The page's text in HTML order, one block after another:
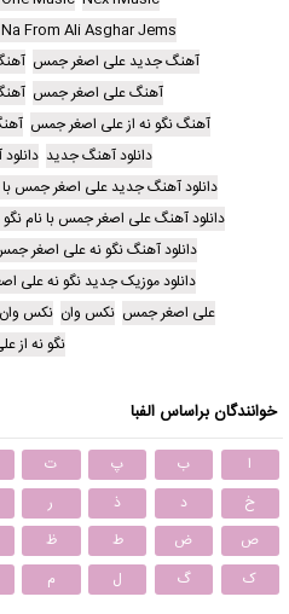
From Ali Asghar Jems
آهنگ جدید علی اصغر جمس
آهنگ علی اصغر جمس
آهنگ نگو نه از علی اصغر جمس
دانلود آهنگ جدید
دانلود آهنگ جدید علی اصغر جمس با
دانلود آهنگ علی اصغر جمس با نام نگو
دانلود آهنگ نگو نه علی اصغر
دانلود موزیک جدید نگو نه علی
علی اصغر جمس نکس وان نکس
نگو نه از
خوانندگان براساس الفبا
ا ب پ ت
خ
د ذ ر
ص
ض ط ظ
ک
گ ل م